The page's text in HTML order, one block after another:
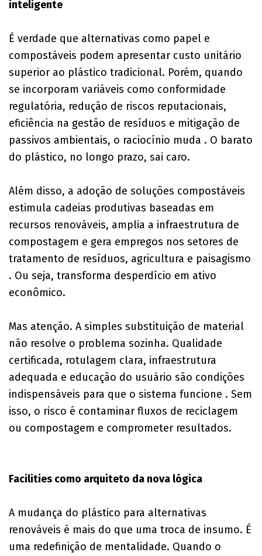
inteligente
É verdade que alternativas como papel e
compostáveis podem apresentar custo unitário
superior ao plástico tradicional. Porém, quando
se incorporam variáveis como conformidade
regulatória, redução de riscos reputacionais,
eficiência na gestão de resíduos e mitigação de
passivos ambientais, o raciocínio muda . O barato
do plástico, no longo prazo, sai caro.
Além disso, a adoção de soluções compostáveis
estimula cadeias produtivas baseadas em
recursos renováveis, amplia a infraestrutura de
compostagem e gera empregos nos setores de
tratamento de resíduos, agricultura e paisagismo
. Ou seja, transforma desperdício em ativo
econômico.
Mas atenção. A simples substituição de material
não resolve o problema sozinha. Qualidade
certificada, rotulagem clara, infraestrutura
adequada e educação do usuário são condições
indispensáveis para que o sistema funcione . Sem
isso, o risco é contaminar fluxos de reciclagem
ou compostagem e comprometer resultados.
Facilities como arquiteto da nova lógica
A mudança do plástico para alternativas
renováveis é mais do que uma troca de insumo. É
uma redefinição de mentalidade. Quando o